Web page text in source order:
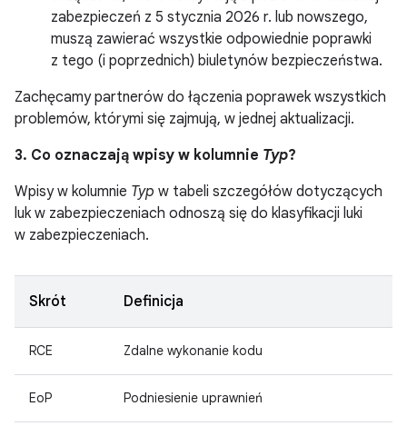
zabezpieczeń z 5 stycznia 2026 r. lub nowszego,
muszą zawierać wszystkie odpowiednie poprawki
z tego (i poprzednich) biuletynów bezpieczeństwa.
Zachęcamy partnerów do łączenia poprawek wszystkich
problemów, którymi się zajmują, w jednej aktualizacji.
3. Co oznaczają wpisy w kolumnie Typ?
Wpisy w kolumnie Typ w tabeli szczegółów dotyczących
luk w zabezpieczeniach odnoszą się do klasyfikacji luki
w zabezpieczeniach.
Skrót Definicja
RCE Zdalne wykonanie kodu
EoP Podniesienie uprawnień